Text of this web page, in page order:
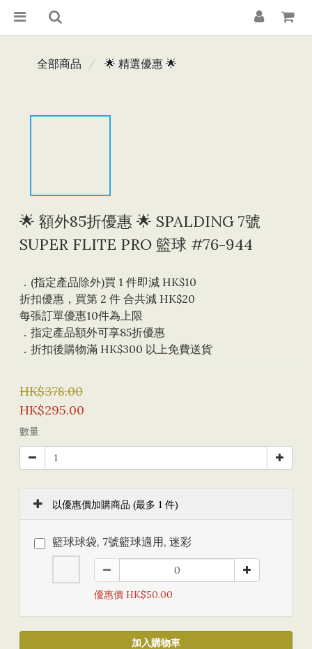
全部商品 🌟 精選優惠 🌟
🌟 額外85折優惠 🌟 SPALDING 7號
SUPER FLITE PRO 籃球 #76-944
．(指定產品除外)買 1 件即減 HK$10
折扣優惠，買第 2 件 合共減 HK$20
每張訂單優惠10件為上限
．指定產品額外可享85折優惠
．折扣後購物滿 HK$300 以上免費送貨
HK$378.00
HK$295.00
數量
以優惠價加購商品 (最多 1 件)
籃球球袋, 7號籃球適用, 迷彩
優惠價 HK$50.00
加入購物車